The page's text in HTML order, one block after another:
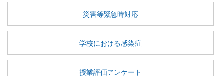
災害等緊急時対応
学校における感染症
授業評価アンケート